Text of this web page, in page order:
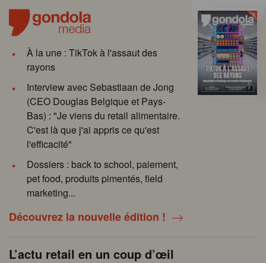
À la une : TikTok à l'assaut des
rayons
Interview avec Sebastiaan de Jong
(CEO Douglas Belgique et Pays-
Bas) : "Je viens du retail alimentaire.
C'est là que j'ai appris ce qu'est
l'efficacité"
Dossiers : back to school, paiement,
pet food, produits pimentés, field
marketing...
Découvrez la nouvelle édition !
L’actu retail en un coup d’œil